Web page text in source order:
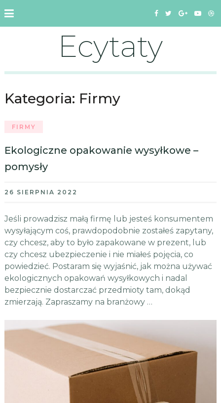
Ecytaty
Kategoria: Firmy
FIRMY
Ekologiczne opakowanie wysyłkowe –
pomysły
26 SIERPNIA 2022
Jeśli prowadzisz małą firmę lub jesteś konsumentem
wysyłającym coś, prawdopodobnie zostałeś zapytany,
czy chcesz, aby to było zapakowane w prezent, lub
czy chcesz ubezpieczenie i nie miałeś pojęcia, co
powiedzieć. Postaram się wyjaśnić, jak można używać
ekologicznych opakowań wysyłkowych i nadal
bezpiecznie dostarczać przedmioty tam, dokąd
zmierzają. Zapraszamy na branżowy …